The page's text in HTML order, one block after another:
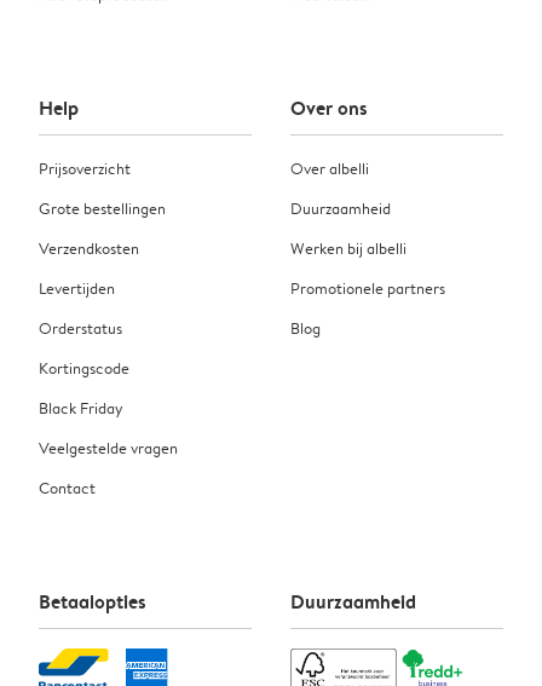
Help
Prijsoverzicht
Grote bestellingen
Verzendkosten
Levertijden
Orderstatus
Kortingscode
Black Friday
Veelgestelde vragen
Contact
Over ons
Over albelli
Duurzaamheid
Werken bij albelli
Promotionele partners
Blog
Betaalopties Duurzaamheid